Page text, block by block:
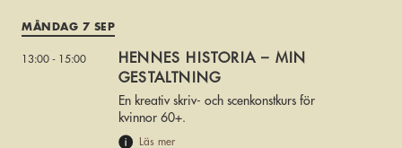
MÅNDAG 7 SEP
13:00 - 15:00
HENNES HISTORIA – MIN
GESTALTNING
En kreativ skriv- och scenkonstkurs för
kvinnor 60+.
Läs mer